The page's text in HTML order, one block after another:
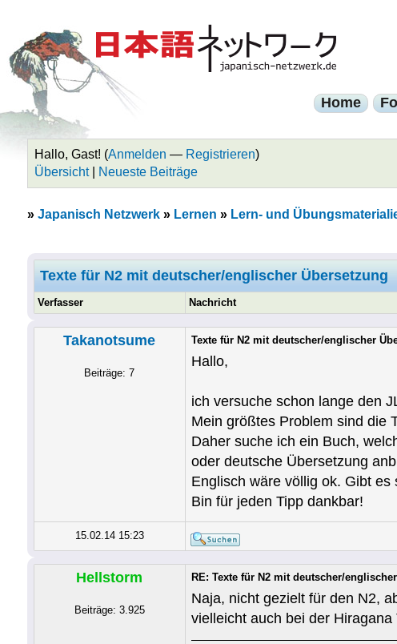
Home
Hallo, Gast! (Anmelden — Registrieren)
Übersicht| Neueste Beiträge
» Japanisch Netzwerk» Lernen » Lern- und
Texte für N2 mit deutscher/englischer Übersetzung
Verfasser Nachricht
Takanotsume
Beiträge: 7
Texte für N2 mit deutscher/englischer
Hallo,
ich versuche schon lange den
Mein größtes Problem sind die
Daher suche ich ein Buch,
oder deutsche Übersetzung
Englisch wäre völlig ok. Gibt
Bin für jeden Tipp dankbar!
15.02.14 15:23
Hellstorm
Beiträge: 3.925
RE: Texte für N2 mit deutscher/
Naja, nicht gezielt für den N2,
vielleicht auch bei der Hiragana